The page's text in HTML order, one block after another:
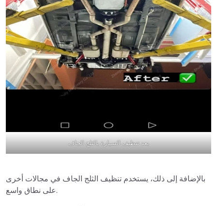
بعد تنظيف السيارة بالثلج الجاف
بالإضافة إلى ذلك، يستخدم تنظيف الثلج الجاف في مجالات أخرى
على نطاق واسع.